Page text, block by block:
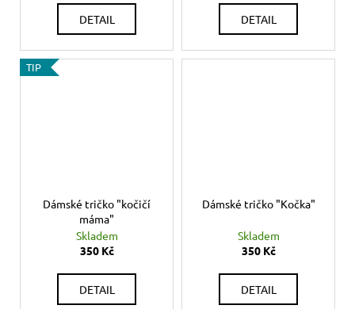
DETAIL DETAIL
TIP
Dámské tričko "kočičí
máma"
Skladem
350 Kč
DETAIL
Dámské tričko "Kočka"
Skladem
350 Kč
DETAIL